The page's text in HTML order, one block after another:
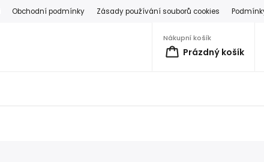
Obchodní podmínky Zásady používání souborů cookies
Nákupní košík
Prázdný košík